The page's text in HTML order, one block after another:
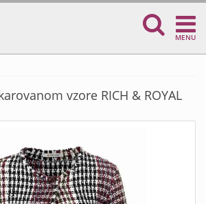
MENU
vzore RICH & ROYAL